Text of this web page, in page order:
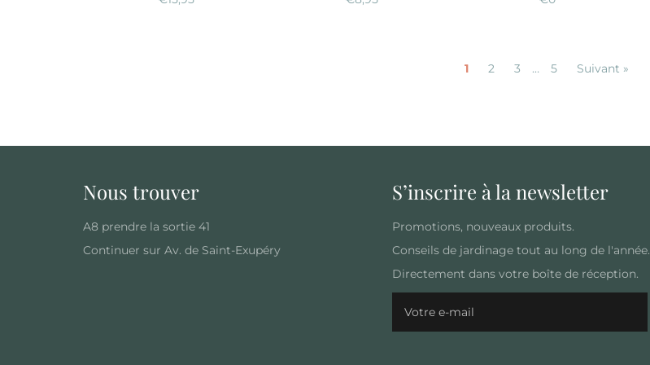
1 2 3 … 5 Suivant »
Nous trouver
A8 prendre la sortie 41
Continuer sur Av. de Saint-Exupéry
S’inscrire à la newsletter
Promotions, nouveaux produits.
Conseils de jardinage tout au long de l'année.
Directement dans votre boîte de réception.